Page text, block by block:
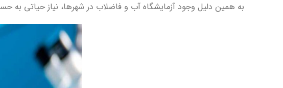
به همین دلیل وجود آزمایشگاه آب و فاضلاب در شهرها، نیاز حیاتی به